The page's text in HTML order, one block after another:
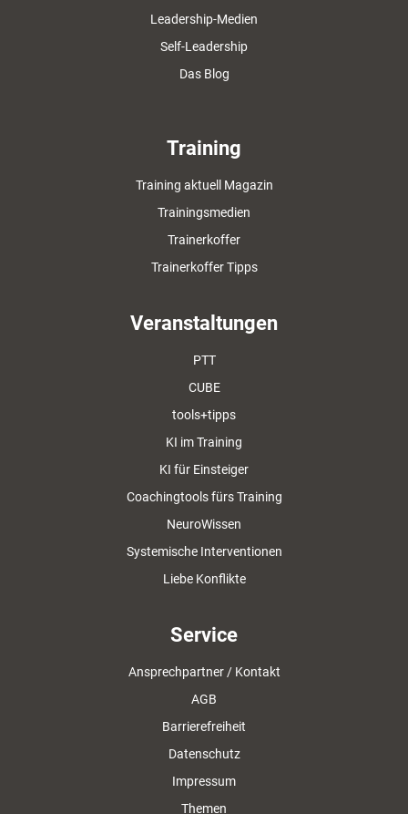
Leadership-Medien
Self-Leadership
Das Blog
Training
Training aktuell Magazin
Trainingsmedien
Trainerkoffer
Trainerkoffer Tipps
Veranstaltungen
PTT
CUBE
tools+tipps
KI im Training
KI für Einsteiger
Coachingtools fürs Training
NeuroWissen
Systemische Interventionen
Liebe Konflikte
Service
Ansprechpartner / Kontakt
AGB
Barrierefreiheit
Datenschutz
Impressum
Themen